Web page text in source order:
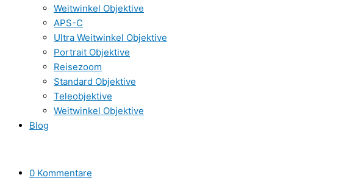
Weitwinkel Objektive
APS-C
Ultra Weitwinkel Objektive
Portrait Objektive
Reisezoom
Standard Objektive
Teleobjektive
Weitwinkel Objektive
Blog
0 Kommentare